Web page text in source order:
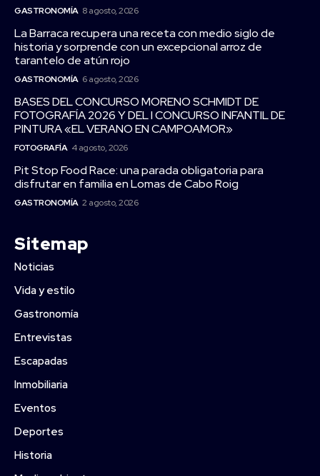
GASTRONOMÍA 8 agosto, 2026
La Barraca recupera una receta con medio siglo de
historia y sorprende con un excepcional arroz de
tarantelo de atún rojo
GASTRONOMÍA 6 agosto, 2026
BASES DEL CONCURSO MORENO SCHMIDT DE
FOTOGRAFÍA 2026 Y DEL I CONCURSO INFANTIL DE
PINTURA «EL VERANO EN CAMPOAMOR»
FOTOGRAFÍA 4 agosto, 2026
Pit Stop Food Race: una parada obligatoria para
disfrutar en familia en Lomas de Cabo Roig
GASTRONOMÍA 2 agosto, 2026
Sitemap
Noticias
Vida y estilo
Gastronomía
Entrevistas
Escapadas
Inmobiliaria
Eventos
Deportes
Historia